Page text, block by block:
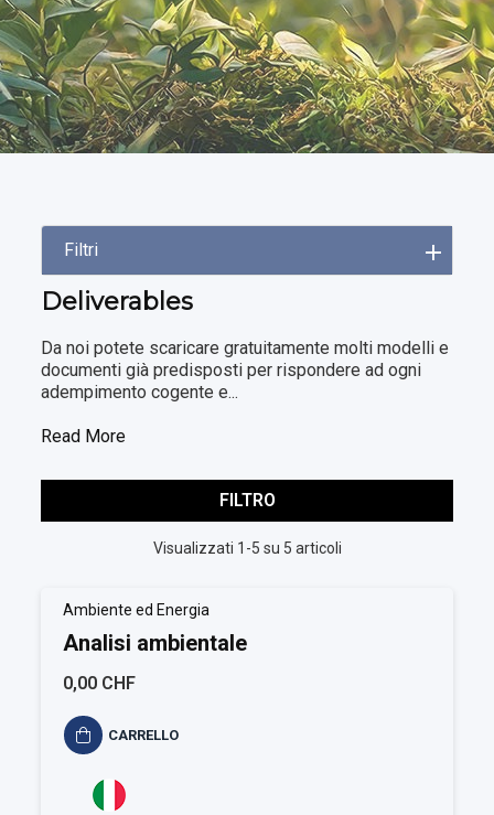
Filtri
Deliverables
Da noi potete scaricare gratuitamente molti modelli e
documenti già predisposti per rispondere ad ogni
adempimento cogente e...
Read More
FILTRO
Visualizzati 1-5 su 5 articoli
Ambiente ed Energia
Analisi ambientale
0,00 CHF
CARRELLO